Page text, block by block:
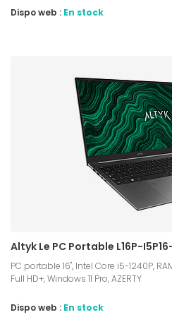
Dispo web : En stock
Altyk Le PC Portable L16P-
PC portable 16", Intel Core i5-1240P,
Full HD+, Windows 11 Pro, AZERTY
Dispo web : En stock